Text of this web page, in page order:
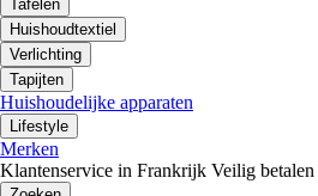
Tafelen
Huishoudtextiel
Verlichting
Tapijten
Huishoudelijke apparaten
Lifestyle
Merken
Klantenservice in Frankrijk Veilig betalen